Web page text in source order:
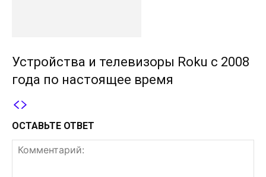
Устройства и телевизоры Roku с 2008
года по настоящее время
ОСТАВЬТЕ ОТВЕТ